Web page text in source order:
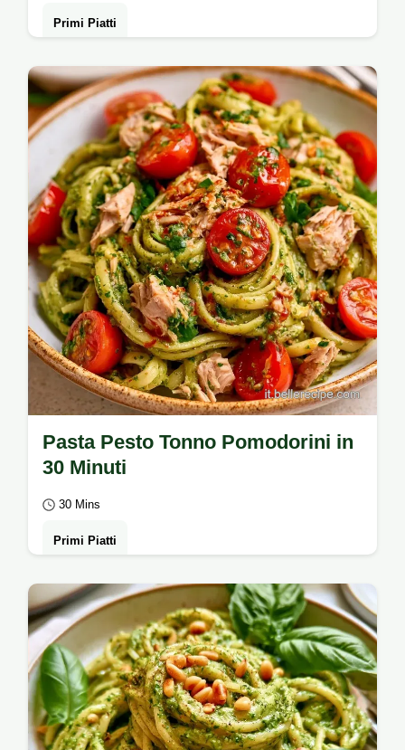
Primi Piatti
Un piatto fresco e aromatico per l'estate: la
pasta fredda con pesto basilico. Trova i
dettagli rapidi della ricetta e preparala…
Pasta Pesto Tonno Pomodorini in
30 Minuti
30 Mins
Primi Piatti
Basilico, tonno e pinoli rendono speciale
questa Pasta pesto tonno pomodorini.
Scopri perché funziona questo piatto in soli
30…